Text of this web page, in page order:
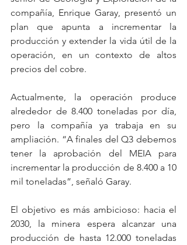
compañía, Enrique Garay, presentó un
plan que apunta a incrementar la
producción y extender la vida útil de la
operación, en un contexto de altos
precios del cobre.
Actualmente, la operación produce
alrededor de 8.400 toneladas por día,
pero la compañía ya trabaja en su
ampliación. “A finales del Q3 debemos
tener la aprobación del MEIA para
incrementar la producción de 8.400 a 10
mil toneladas”, señaló Garay.
El objetivo es más ambicioso: hacia el
2030, la minera espera alcanzar una
producción de hasta 12.000 toneladas